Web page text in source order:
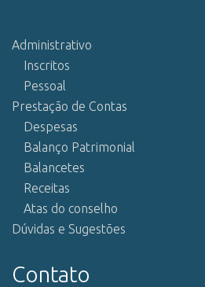
Administrativo
Inscritos
Pessoal
Prestação de Contas
Despesas
Balanço Patrimonial
Balancetes
Receitas
Atas do conselho
Dúvidas e Sugestões
Contato